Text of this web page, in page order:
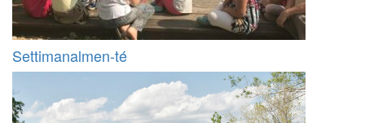
Settimanalmen-té